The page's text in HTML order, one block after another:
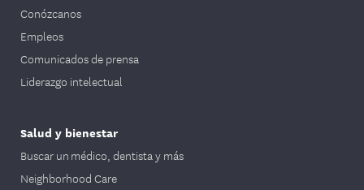
Conózcanos
Empleos
Comunicados de prensa
Liderazgo intelectual
Salud y bienestar
Buscar un médico, dentista y más
Neighborhood Care